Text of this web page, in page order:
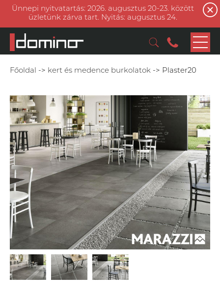
Ünnepi nyitvatartás: 2026. augusztus 20-23. között
üzletünk zárva tart. Nyitás: augusztus 24.
Főoldal -> kert és medence burkolatok -> Plaster20